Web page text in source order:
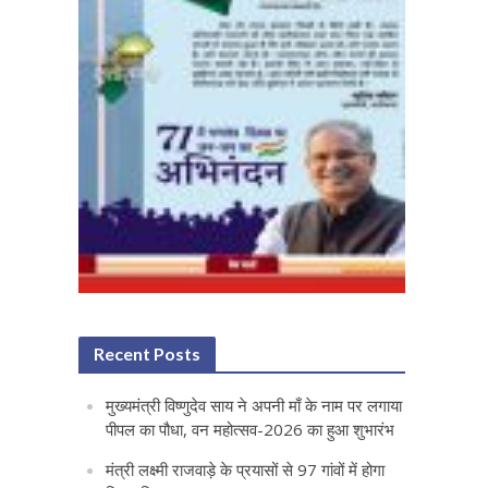
Recent Posts
मुख्यमंत्री विष्णुदेव साय ने अपनी माँ के नाम पर लगाया
पीपल का पौधा, वन महोत्सव-2026 का हुआ शुभारंभ
मंत्री लक्ष्मी राजवाड़े के प्रयासों से 97 गांवों में होगा